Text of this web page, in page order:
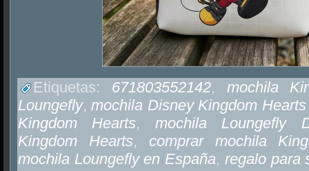
Etiquetas: 671803552142, mochila
Loungefly,mochila Disney Kingdom
Kingdom Hearts, mochila Loungefly
Kingdom Hearts, comprar mochila
mochila Loungefly en España, regalo para